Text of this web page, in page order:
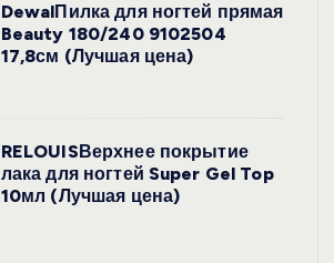
DewalПилка для ногтей прямая
Beauty 180/240 9102504
17,8см (Лучшая цена)
RELOUISВерхнее покрытие
лака для ногтей Super Gel Top
10мл (Лучшая цена)